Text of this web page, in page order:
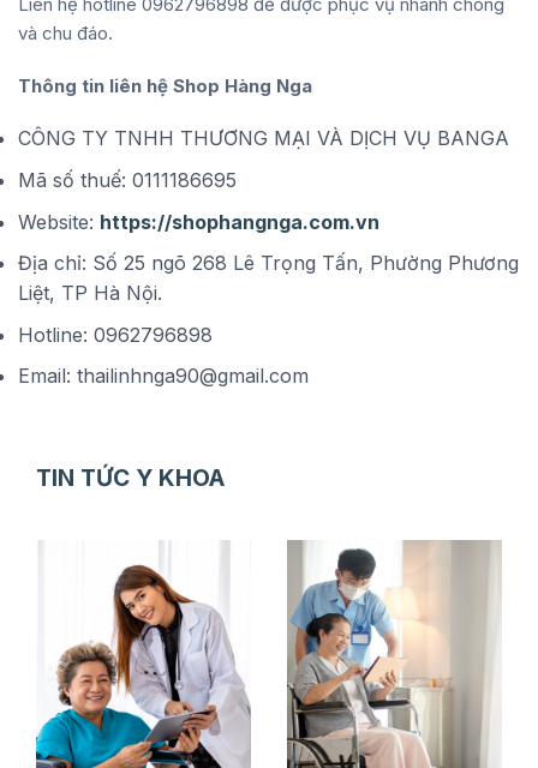
Liên hệ hotline 0962796898 để được phục vụ nhanh chóng
và chu đáo.
Thông tin liên hệ Shop Hàng Nga
CÔNG TY TNHH THƯƠNG MẠI VÀ DỊCH VỤ BANGA
Mã số thuế: 0111186695
Website: https://shophangnga.com.vn
Địa chỉ: Số 25 ngõ 268 Lê Trọng Tấn, Phường Phương
Liệt, TP Hà Nội.
Hotline: 0962796898
Email: thailinhnga90@gmail.com
TIN TỨC Y KHOA